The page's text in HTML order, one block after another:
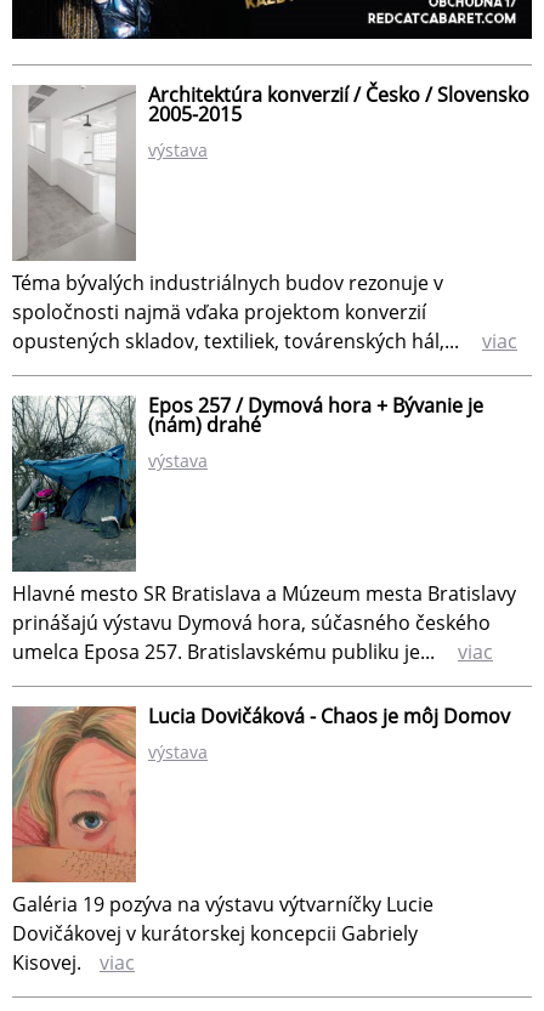
Architektúra konverzií / Česko / Slovensko
2005-2015
výstava
Téma bývalých industriálnych budov rezonuje v
spoločnosti najmä vďaka projektom konverzií
opustených skladov, textiliek, továrenských hál,...
viac
Epos 257 / Dymová hora + Bývanie je
(nám) drahé
výstava
Hlavné mesto SR Bratislava a Múzeum mesta Bratislavy
prinášajú výstavu Dymová hora, súčasného českého
umelca Eposa 257. Bratislavskému publiku je...
viac
Lucia Dovičáková - Chaos je môj Domov
výstava
Galéria 19 pozýva na výstavu výtvarníčky Lucie
Dovičákovej v kurátorskej koncepcii Gabriely
Kisovej.
viac